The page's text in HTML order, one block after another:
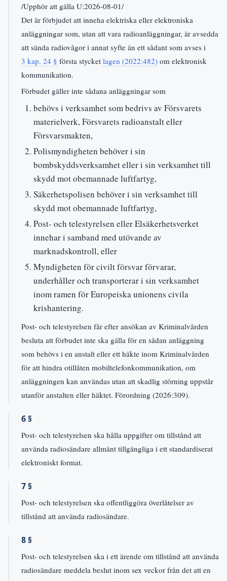
/Upphör att gälla U:2026-08-01/
Det är förbjudet att inneha elektriska eller elektroniska
anläggningar som, utan att vara radioanläggningar, är avsedda
att sända radiovågor i annat syfte än ett sådant som avses i
3 kap. 24 § första stycket lagen (2022:482) om elektronisk
kommunikation.
Förbudet gäller inte sådana anläggningar som
behövs i verksamhet som bedrivs av Försvarets
materielverk, Försvarets radioanstalt eller
Försvarsmakten,
Polismyndigheten behöver i sin
bombskyddsverksamhet eller i sin verksamhet till
skydd mot obemannade luftfartyg,
Säkerhetspolisen behöver i sin verksamhet till
skydd mot obemannade luftfartyg,
Post- och telestyrelsen eller Elsäkerhetsverket
innehar i samband med utövande av
marknadskontroll, eller
Myndigheten för civilt försvar förvarar,
underhåller och transporterar i sin verksamhet
inom ramen för Europeiska unionens civila
krishantering.
Post- och telestyrelsen får efter ansökan av Kriminalvården
besluta att förbudet inte ska gälla för en sådan anläggning
som behövs i en anstalt eller ett häkte inom Kriminalvården
för att hindra otillåten mobiltelefonkommunikation, om
anläggningen kan användas utan att skadlig störning uppstår
utanför anstalten eller häktet. Förordning (2026:309).
6 §
Post- och telestyrelsen ska hålla uppgifter om tillstånd att
använda radiosändare allmänt tillgängliga i ett standardiserat
elektroniskt format.
7 §
Post- och telestyrelsen ska offentliggöra överlåtelser av
tillstånd att använda radiosändare.
8 §
Post- och telestyrelsen ska i ett ärende om tillstånd att använda
radiosändare meddela beslut inom sex veckor från det att en